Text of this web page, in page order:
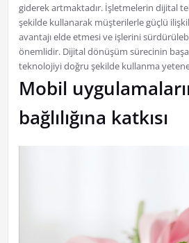
giderek artmaktadır. İşletmelerin dijital
şekilde kullanarak müşterilerle güçlü
avantajı elde etmesi ve işlerini
önemlidir. Dijital dönüşüm sürecinin
teknolojiyi doğru şekilde kullanma
Mobil
bağlılığına katkısı